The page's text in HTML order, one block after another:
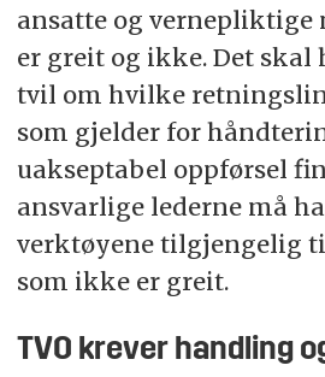
ansatte og vernepliktige
er greit og ikke. Det
tvil om hvilke
som gjelder for
uakseptabel oppførsel
ansvarlige lederne må
verktøyene tilgjengelig
som ikke er greit.
TVO krever handling